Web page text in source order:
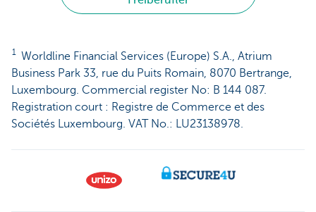
1 Worldline Financial Services (Europe) S.A., Atrium
Business Park 33, rue du Puits Romain, 8070 Bertrange,
Luxembourg. Commercial register No: B 144 087.
Registration court : Registre de Commerce et des
Sociétés Luxembourg. VAT No.: LU23138978.